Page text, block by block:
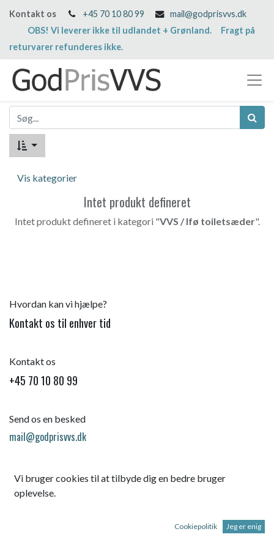
Kontakt os +45 70 10 80 99
mail@godprisvvs.dk
OBS! Vi leverer ikke til udlandet + Grønland. Fragt på
returvarer refunderes ikke.
Vis kategorier
Intet produkt defineret
Intet produkt defineret i kategori "VVS / Ifø toiletsæder".
Hvordan kan vi hjælpe?
Kontakt os til enhver tid
Kontakt os
+45 70 10 80 99
Send os en besked
mail@godprisvvs.dk
Startside
Vi bruger cookies til at tilbyde dig en bedre bruger
oplevelse.
Cookiepolitik Jeg er enig